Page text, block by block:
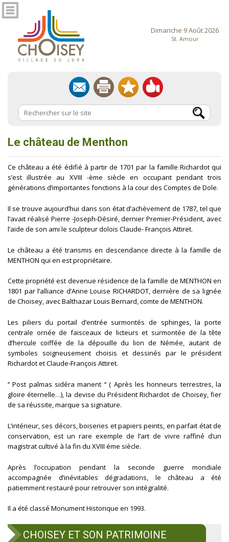
Dimanche 9 Août 2026
St. Amour
Le château de Menthon
Ce château a été édifié à partir de 1701 par la famille Richardot qui
s’est illustrée au XVIII -ème siècle en occupant pendant trois
générations d’importantes fonctions à la cour des Comptes de Dole.
Il se trouve aujourd’hui dans son état d’achèvement de 1787, tel que
l’avait réalisé Pierre -Joseph-Désiré, dernier Premier-Président, avec
l’aide de son ami le sculpteur dolois Claude- François Attiret.
Le château a été transmis en descendance directe à la famille de
MENTHON qui en est propriétaire.
Cette propriété est devenue résidence de la famille de MENTHON en
1801 par l’alliance d’Anne Louise RICHARDOT, dernière de sa lignée
de Choisey, avec Balthazar Louis Bernard, comte de MENTHON.
Les piliers du portail d’entrée surmontés de sphinges, la porte
centrale ornée de faisceaux de licteurs et surmontée de la tête
d’hercule coiffée de la dépouille du lion de Némée, autant de
symboles soigneusement choisis et dessinés par le président
Richardot et Claude-François Attiret.
‘’ Post palmas sidéra manent ‘’ ( Après les honneurs terrestres, la
gloire éternelle…), la devise du Président Richardot de Choisey, fier
de sa réussite, marque sa signature.
L’intérieur, ses décors, boiseries et papiers peints, en parfait état de
conservation, est un rare exemple de l’art de vivre raffiné d’un
magistrat cultivé à la fin du XVIII éme siècle.
Après l’occupation pendant la seconde guerre mondiale
accompagnée d’inévitables dégradations, le château a été
patiemment restauré pour retrouver son intégralité.
Il a été classé Monument Historique en 1993.
CHOISEY ET SON PATRIMOINE